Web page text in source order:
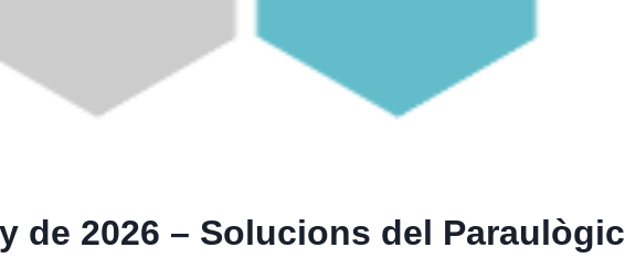
de 2026 – Solucions del Paraulògic